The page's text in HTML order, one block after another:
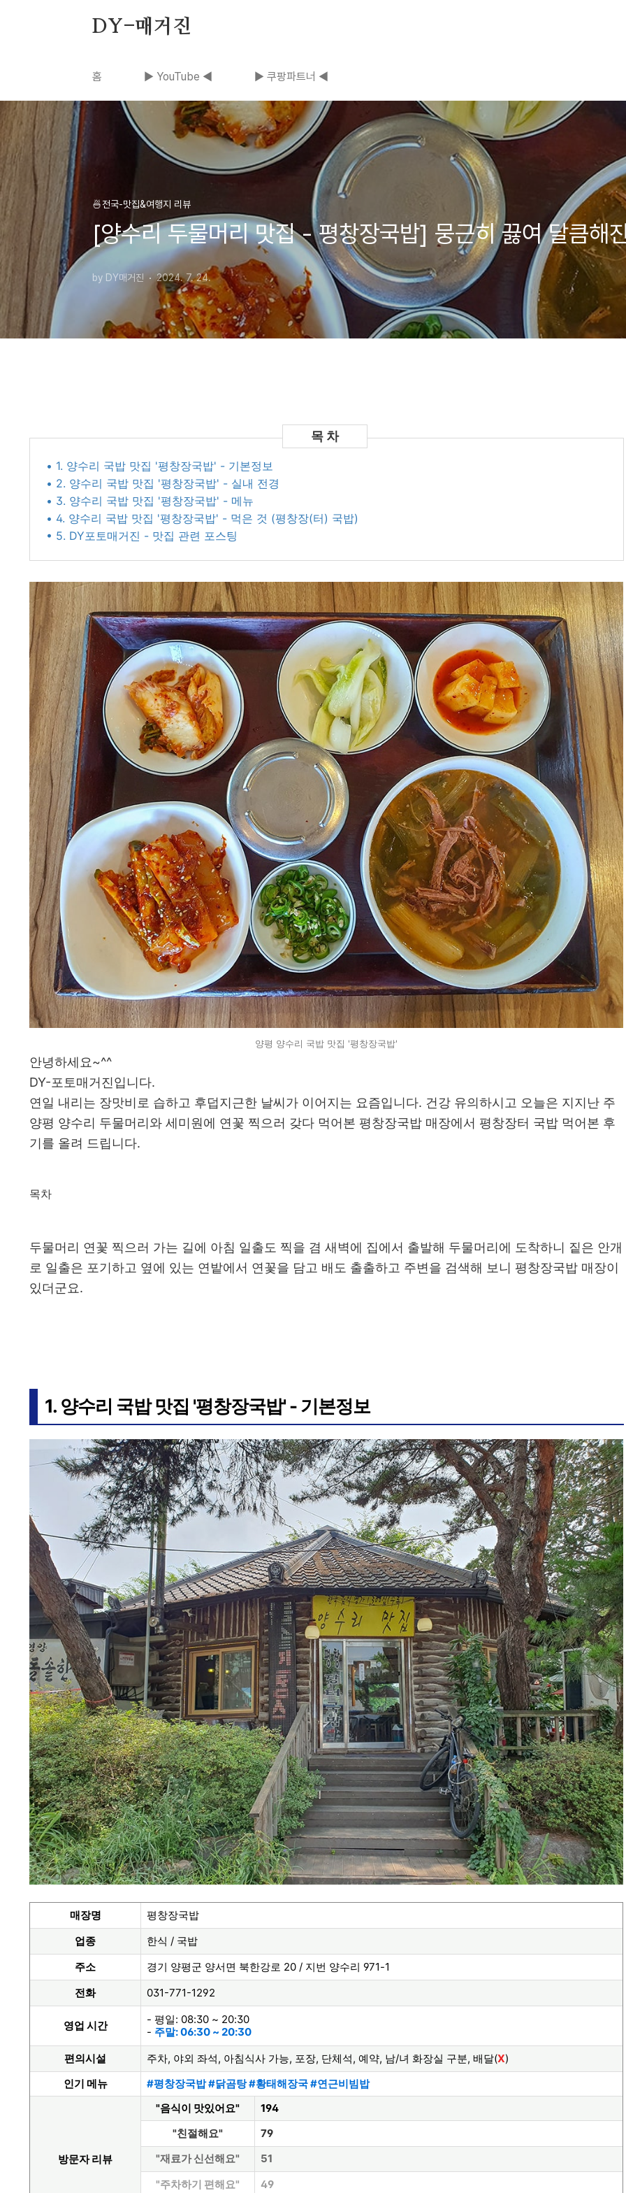
DY-매거진
홈 ▶ YouTube ◀ ▶ 쿠팡파트너 ◀
🍜전국-맛집&여행지 리뷰
[양수리 두물머리 맛집 - 평창장국밥] 뭉근히 끓여 달큼해
by DY매거진 2024. 7. 24.
• 1. 양수리 국밥 맛집 '평창장국밥' - 기본정보
• 2. 양수리 국밥 맛집 '평창장국밥' - 실내 전경
• 3. 양수리 국밥 맛집 '평창장국밥' - 메뉴
• 4. 양수리 국밥 맛집 '평창장국밥' - 먹은 것 (평창장(터) 국밥)
• 5. DY포토매거진 - 맛집 관련 포스팅
양평 양수리 국밥 맛집 '평창장국밥'
안녕하세요~^^
DY-포토매거진입니다.
연일 내리는 장맛비로 습하고 후덥지근한 날씨가 이어지는 요즘입니다. 건강 유의하시고 오늘은 지지난 주
양평 양수리 두물머리와 세미원에 연꽃 찍으러 갖다 먹어본 평창장국밥 매장에서 평창장터 국밥 먹어본 후
기를 올려 드립니다.
목차
두물머리 연꽃 찍으러 가는 길에 아침 일출도 찍을 겸 새벽에 집에서 출발해 두물머리에 도착하니 짙은 안개
로 일출은 포기하고 옆에 있는 연밭에서 연꽃을 담고 배도 출출하고 주변을 검색해 보니 평창장국밥 매장이
있더군요.
1. 양수리 국밥 맛집 '평창장국밥' - 기본정보
매장명
평창장국밥
업종
한식 / 국밥
주소
경기 양평군 양서면 북한강로 20 / 지번 양수리 971-1
전화
031-771-1292
영업 시간
- 평일: 08:30 ~ 20:30
- 주말: 06:30 ~ 20:30
편의시설
주차, 야외 좌석, 아침식사 가능, 포장, 단체석, 예약, 남/녀 화장실 구분, 배달(X)
인기 메뉴
#평창장국밥 #닭곰탕 #황태해장국 #연근비빔밥
방문자 리뷰
"음식이 맛있어요"
194
"친절해요"
79
"재료가 신선해요"
51
"주차하기 편해요"
49